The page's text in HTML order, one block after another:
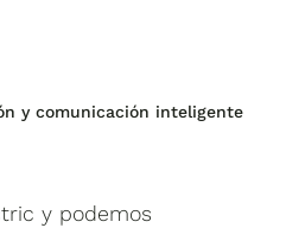
y comunicación inteligente
y podemos